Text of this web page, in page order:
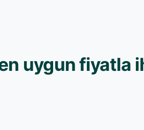
uygun fiyatla